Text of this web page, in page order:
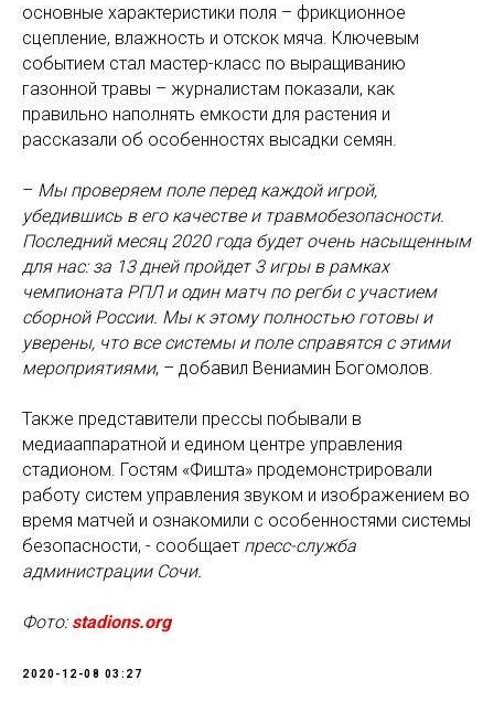
основные характеристики поля – фрикционное
сцепление, влажность и отскок мяча. Ключевым
событием стал мастер-класс по выращиванию
газонной травы – журналистам показали, как
правильно наполнять емкости для растения и
рассказали об особенностях высадки семян.
– Мы проверяем поле перед каждой игрой,
убедившись в его качестве и травмобезопасности.
Последний месяц 2020 года будет очень насыщенным
для нас: за 13 дней пройдет 3 игры в рамках
чемпионата РПЛ и один матч по регби с участием
сборной России. Мы к этому полностью готовы и
уверены, что все системы и поле справятся с этими
мероприятиями, – добавил Вениамин Богомолов.
Также представители прессы побывали в
медиааппаратной и едином центре управления
стадионом. Гостям «Фишта» продемонстрировали
работу систем управления звуком и изображением во
время матчей и ознакомили с особенностями системы
безопасности, - сообщает пресс-служба
администрации Сочи.
Фото: stadions.org
2020-12-08 03:27